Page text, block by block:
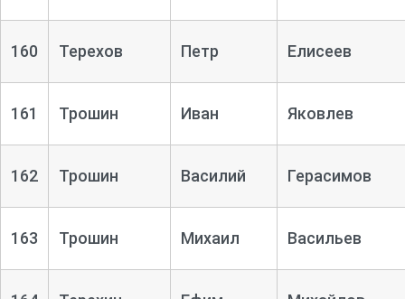
160 Терехов Петр Елисеев
161 Трошин Иван Яковлев
162 Трошин Василий Герасимов
163 Трошин Михаил Васильев